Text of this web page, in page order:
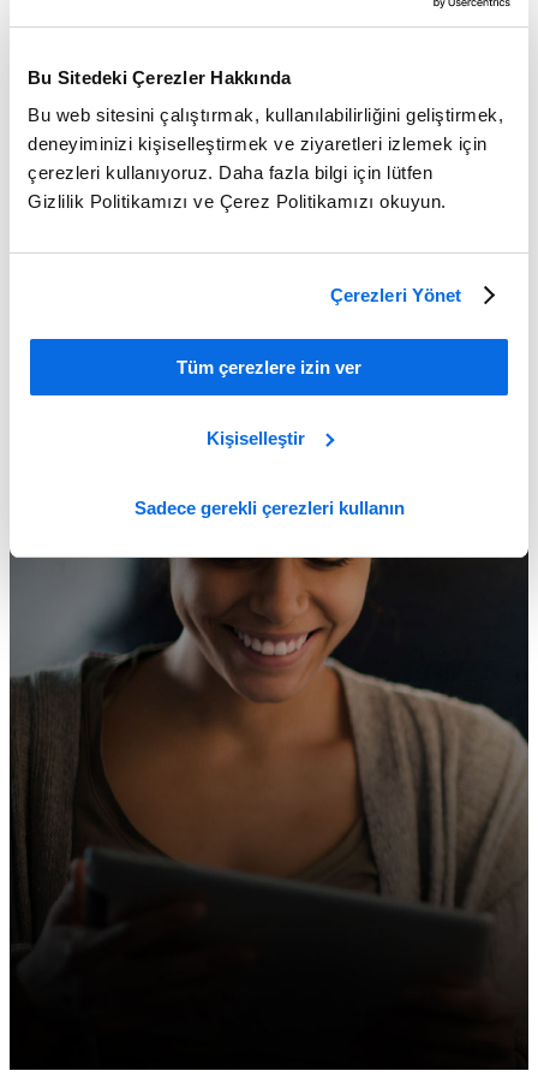
Bu Sitedeki Çerezler Hakkında
Bu web sitesini çalıştırmak, kullanılabilirliğini geliştirmek,
deneyiminizi kişiselleştirmek ve ziyaretleri izlemek için
çerezleri kullanıyoruz. Daha fazla bilgi için lütfen
Gizlilik Politikamızı ve Çerez Politikamızı okuyun.
Çerezleri Yönet
Tüm çerezlere izin ver
Kişiselleştir
Sadece gerekli çerezleri kullanın
ERP vs PLM: Which Delivers the Greater Impact?